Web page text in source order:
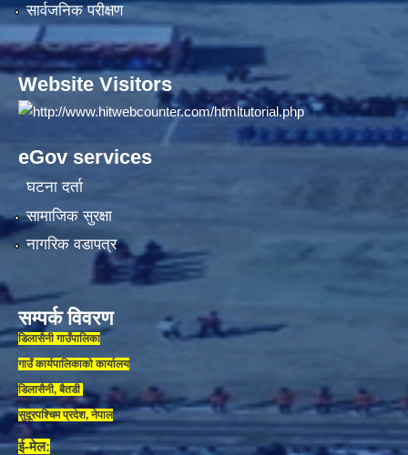
सार्वजनिक परीक्षण
Website Visitors
eGov services
घटना दर्ता
सामाजिक सुरक्षा
नागरिक वडापत्र
सम्पर्क विवरण
डिलासैनी गाउँपालिका
गाउँ कार्यपालिकाकाे कार्यालय
डिलासैनी, बैतडी
सुदूरपश्चिम प्रदेश, नेपाल
ई-मेल: